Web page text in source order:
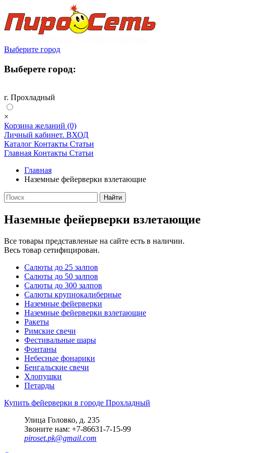
Выберите город
Выберете город:
г. Прохладный
×
Корзина желаний (0)
Личный кабинет. ВХОД
Каталог Контакты Статьи
Главная Контакты Статьи
Главная
Наземные фейерверки взлетающие
Наземные фейерверки взлетающие
Все товары представленые на сайте есть в наличии.
Весь товар сетифицирован.
Салюты до 25 залпов
Салюты до 50 залпов
Салюты до 300 залпов
Салюты крупнокалиберные
Наземные фейерверки
Наземные фейерверки взлетающие
Ракеты
Римские свечи
Фестивальные шары
Фонтаны
Небесные фонарики
Бенгальские свечи
Хлопушки
Петарды
Купить фейерверки в городе Прохладный
Улица Головко, д. 235
Звоните нам: +7-86631-7-15-99
piroset.pk@gmail.com